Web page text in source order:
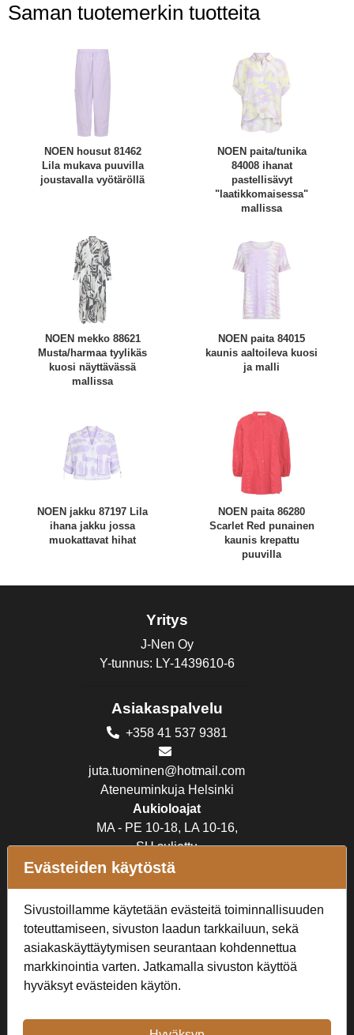
Saman tuotemerkin tuotteita
NOEN housut 81462
Lila mukava puuvilla
joustavalla vyötäröllä
NOEN paita/tunika
84008 ihanat
pastellisävyt
"laatikkomaisessa"
mallissa
NOEN mekko 88621
Musta/harmaa tyylikäs
kuosi näyttävässä
mallissa
NOEN paita 84015
kaunis aaltoileva kuosi
ja malli
NOEN jakku 87197 Lila
ihana jakku jossa
muokattavat hihat
NOEN paita 86280
Scarlet Red punainen
kaunis krepattu
puuvilla
Yritys
J-Nen Oy
Y-tunnus: LY-1439610-6
Asiakaspalvelu
+358 41 537 9381
juta.tuominen@hotmail.com
Ateneuminkuja Helsinki
Aukioloajat
MA - PE 10-18, LA 10-16,
SU suljettu
Verkkokauppa
Tilaus- ja toimitusehdot
Rekisteriseloste
Seuraa Meitä
Evästeiden käytöstä
Sivustoillamme käytetään evästeitä toiminnallisuuden
toteuttamiseen, sivuston laadun tarkkailuun, sekä
asiakaskäyttäytymisen seurantaan kohdennettua
markkinointia varten. Jatkamalla sivuston käyttöä
hyväksyt evästeiden käytön.